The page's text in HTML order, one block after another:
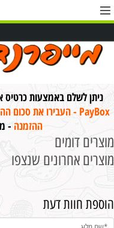
ניתן לשלם באמצעות כרטיס
PayBox - העבירו את סכום ההזמנה למספר
ההזמנה -
מוצרים דומים
מוצרים אחרונים שנצפו
הוספת חוות דעת